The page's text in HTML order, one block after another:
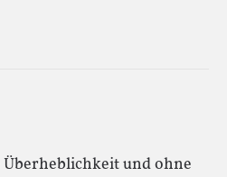
Überheblichkeit und ohne